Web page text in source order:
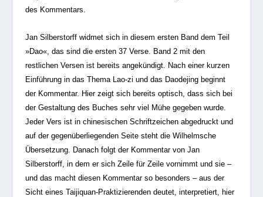
des Kommentars.
Jan Silberstorff widmet sich in diesem ersten Band dem Teil
»Dao«, das sind die ersten 37 Verse. Band 2 mit den
restlichen Versen ist bereits angekündigt. Nach einer kurzen
Einführung in das Thema Lao-zi und das Daodejing beginnt
der Kommentar. Hier zeigt sich bereits optisch, dass sich bei
der Gestaltung des Buches sehr viel Mühe gegeben wurde.
Jeder Vers ist in chinesischen Schriftzeichen abgedruckt und
auf der gegenüberliegenden Seite steht die Wilhelmsche
Übersetzung. Danach folgt der Kommentar von Jan
Silberstorff, in dem er sich Zeile für Zeile vornimmt und sie –
und das macht diesen Kommentar so besonders – aus der
Sicht eines Taijiquan-Praktizierenden deutet, interpretiert, hier